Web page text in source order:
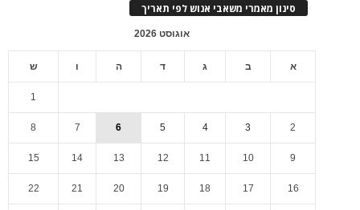
סינון מאמרי משאבי אנוש לפי תאריך
אוגוסט 2026
א ב ג ד ה ו ש
1
2
3
4
5
6
7
8
9
10
11
12
13
14
15
16
17
18
19
20
21
22